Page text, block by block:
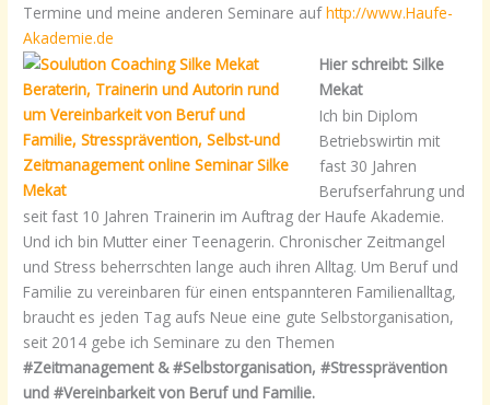
Termine und meine anderen Seminare aufhttp://www.Haufe-
Akademie.de
Hier schreibt: Silke
Mekat
Ich bin Diplom
Betriebswirtin mit
fast 30 Jahren
Berufserfahrung und
seit fast 10 Jahren Trainerin im Auftrag der Haufe Akademie.
Und ich bin Mutter einer Teenagerin. Chronischer Zeitmangel
und Stress beherrschten lange auch ihren Alltag. Um Beruf und
Familie zu vereinbaren für einen entspannteren Familienalltag,
braucht es jeden Tag aufs Neue eine gute Selbstorganisation,
seit 2014 gebe ich Seminare zu den Themen
#Zeitmanagement & #Selbstorganisation, #Stressprävention
und #Vereinbarkeit von Beruf und Familie.